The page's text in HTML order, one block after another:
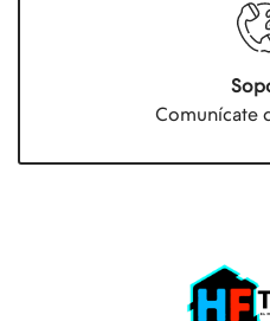
Comunícate